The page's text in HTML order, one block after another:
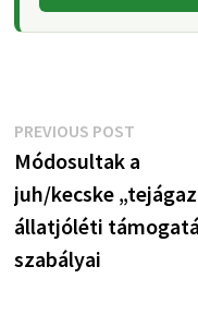
Bejegyzés
navigáció
PREVIOUS POSTPrevious
post:
Módosultak a
juh/kecske
állatjóléti
szabályai